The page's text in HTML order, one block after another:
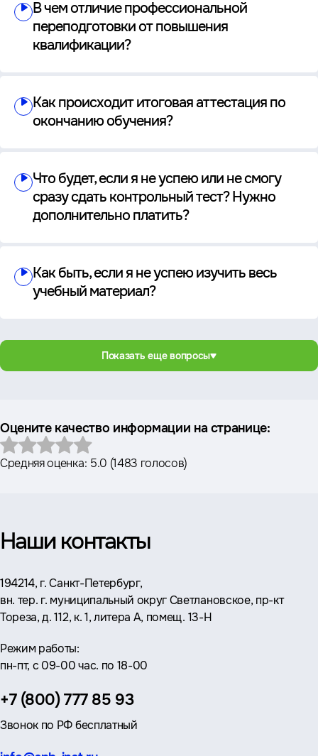
В чем отличие профессиональной
переподготовки от повышения
квалификации?
Как происходит итоговая аттестация по
окончанию обучения?
Что будет, если я не успею или не смогу
сразу сдать контрольный тест? Нужно
дополнительно платить?
Как быть, если я не успею изучить весь
учебный материал?
Показать еще вопросы
Оцените качество информации на странице:
Средняя оценка: 5.0 (1483 голосов)
Наши контакты
Адрес:
194214, г. Санкт-Петербург,
вн. тер. г. муниципальный округ Светлановское, пр-кт
Тореза, д. 112, к. 1, литера А, помещ. 13-Н
Режим работы:
пн-пт, с 09-00 час. по 18-00
Телефон:
+7 (800) 777 85 93
Звонок по РФ бесплатный